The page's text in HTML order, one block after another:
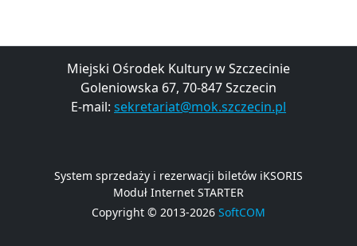
Miejski Ośrodek Kultury w Szczecinie
Goleniowska 67, 70-847 Szczecin
E-mail: sekretariat@mok.szczecin.pl
System sprzedaży i rezerwacji biletów iKSORIS
Moduł Internet STARTER
Copyright © 2013-2026 SoftCOM